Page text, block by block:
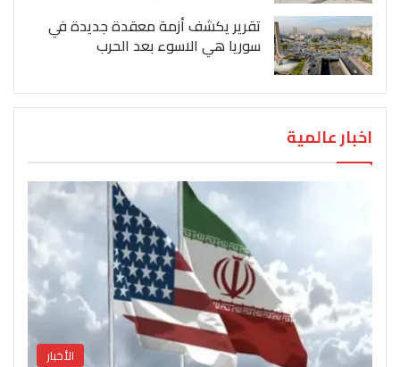
تقرير يكشف أزمة معقدة جديدة في
سوريا هي الاسوء بعد الحرب
اخبار عالمية
الأخبار